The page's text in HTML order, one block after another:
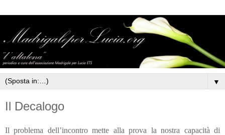
▼
Il Decalogo
Il problema dell’incontro mette alla prova la nostra capacità di